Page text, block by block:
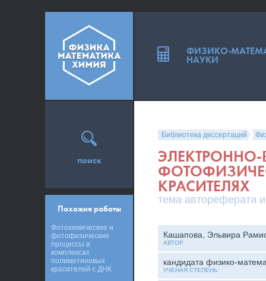
Библиотека диссертаций
КРАСИТЕЛЯХ
тема автореферата
Кашапова, Эльвира
АВТОР
кандидата физико-
УЧЕНАЯ СТЕПЕНЬ
поиск
Похожие работы
Фотохимические и
фотофизические
процессы в
комплексах
полиметиновых
красителей с ДНК
ФИЗИКО-
НАУКИ